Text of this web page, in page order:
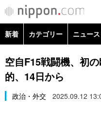
カテゴリー
新着 カテゴリー ニュース
政治・外交
経済・ビジネス
空自F15戦闘機、初
的、14日から
政治・外交 2025.09.12